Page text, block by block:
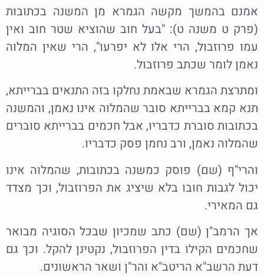
אמנם בהמשך מקשה הגמרא מן המשנה בכתובות
(פרק ט משנה ט): "בעל חוב שהוציא שטר חוב ואין
עמו פרוזבול, הרי אלו לא יפרעו", הרי שאין המלוה
נאמן לומר שכתב פרוזבול.
ומתרצת הגמרא שבאמת נחלקו בזה התנאים בברייתא,
תנא קמא בברייתא סובר שהמלוה אינו נאמן, והמשנה
בכתובות סוברת כדבריו, אבל חכמים בברייתא סוברים
שהמלוה נאמן, ורב נחמן פסק כדבריו.
והרי"ף (שם) פוסק כמשנה בכתובות, שהמלוה אינו
יכול לגבות חובו בלא שיציג את הפרוזבול, וכך מצדד
גם המאירי.
אך הרמב"ן (שם) כתב שמכיון שבכל הסוגיה מבואר
שחכמים הקילו בדין הפרוזבול, נקטינן להקל. וכך גם
דעת הרשב"א הריטב"א והר"ן ושאר הראשונים.